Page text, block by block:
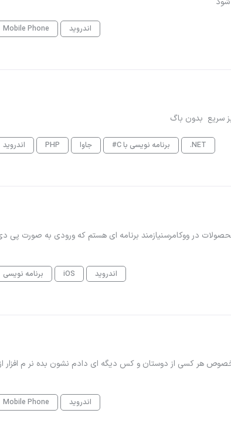
اندروید Mobile Phone
سریع بدون باگ
.NET برنامه نویسی با C# جاوا PHP اندروید
برای آپلود محصولات در ووکامرسنیازمند برنامه ای هستم که ورودی به صورت
اندروید iOS برنامه نویسی
هر کسی از دوستان و کس دیگه ای دادم نشون بده نر م افزار
اندروید Mobile Phone